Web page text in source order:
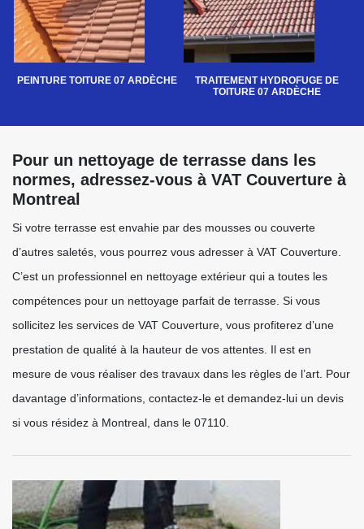
PEINTURE TOITURE 07 ARDÈCHE
TRAITEMENT HYDROFUGE DE
TOITURE 07 ARDÈCHE
Pour un nettoyage de terrasse dans les
normes, adressez-vous à VAT Couverture à
Montreal
Si votre terrasse est envahie par des mousses ou couverte
d’autres saletés, vous pourrez vous adresser à VAT Couverture.
C’est un professionnel en nettoyage extérieur qui a toutes les
compétences pour un nettoyage parfait de terrasse. Si vous
sollicitez les services de VAT Couverture, vous profiterez d’une
prestation de qualité à la hauteur de vos attentes. Il est en
mesure de vous réaliser des travaux dans les règles de l’art. Pour
davantage d’informations, contactez-le et demandez-lui un devis
si vous résidez à Montreal, dans le 07110.